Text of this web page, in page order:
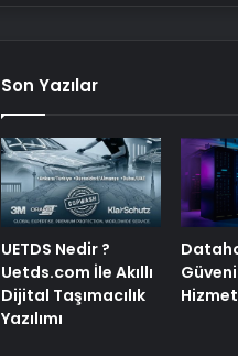
Son Yazılar
UETDS Nedir ?
Uetds.com İle Akıllı
Dijital Taşımacılık
Yazılımı